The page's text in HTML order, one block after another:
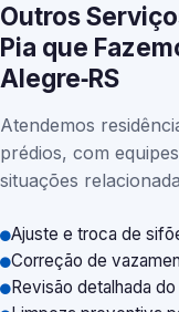
Outros
Pia que
Alegre‑RS
Atendemos
prédios, com
situações
Ajuste e troca de
Correção de
Revisão detalhada